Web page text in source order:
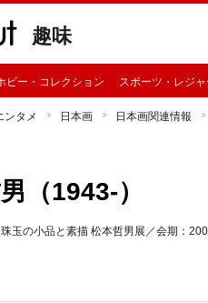
趣味
ビー・コレクション スポーツ・レジャ
ンタメ 日本画 日本画関連情報
（1943-）
珠玉の小品と素描 松本哲男展／会期：